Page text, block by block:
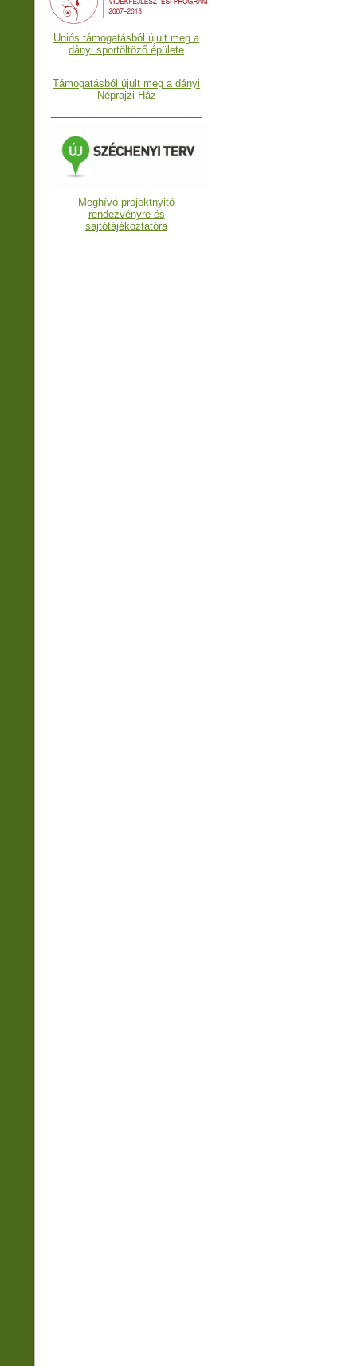
Uniós támogatásból újult meg a
dányi sportöltöző épülete
Támogatásból újult meg a dányi
Néprajzi Ház
Meghívó projektnyitó
rendezvényre és
sajtótájékoztatóra